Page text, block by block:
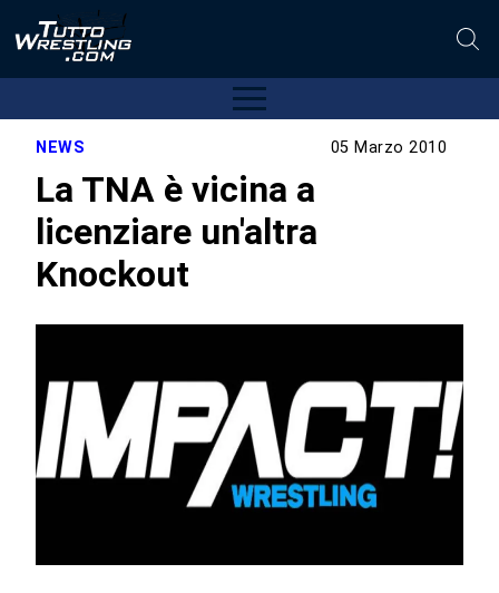
NEWS 05 Marzo 2010
La TNA è vicina a
licenziare un'altra
Knockout